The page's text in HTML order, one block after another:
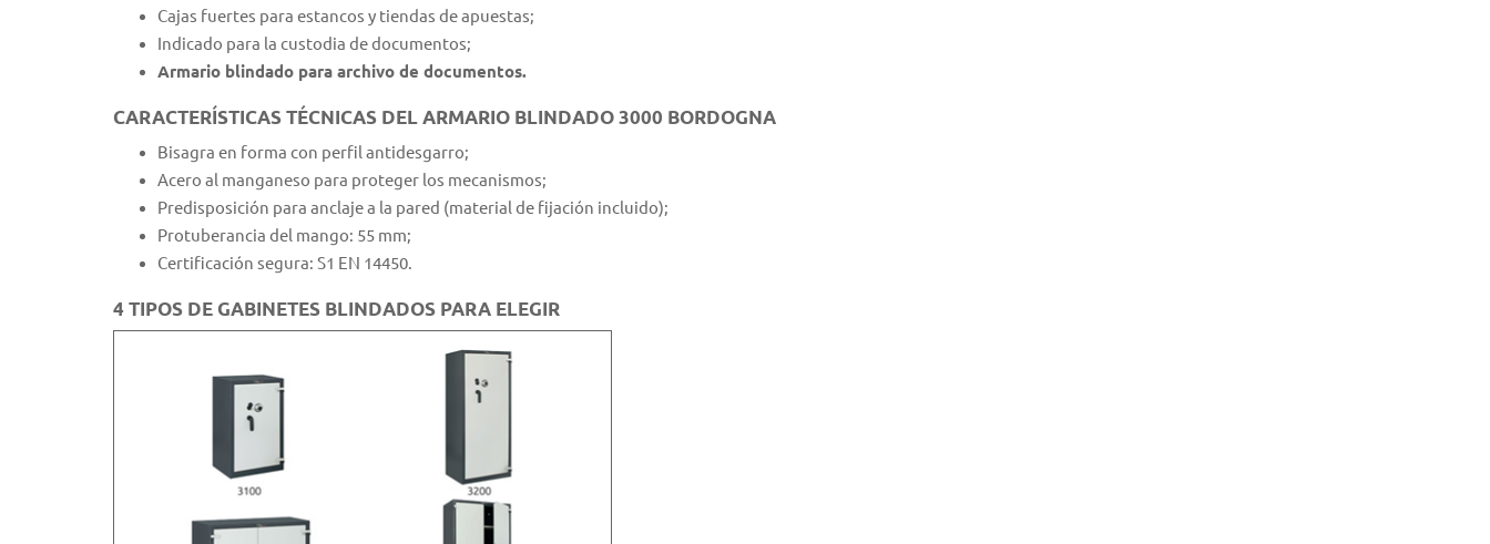
Cajas fuertes para estancos y tiendas de apuestas;
Indicado para la custodia de documentos;
Armario blindado para archivo de documentos.
CARACTERÍSTICAS TÉCNICAS DEL ARMARIO BLINDADO 3000 BORDOGNA
Bisagra en forma con perfil antidesgarro;
Acero al manganeso para proteger los mecanismos;
Predisposición para anclaje a la pared (material de fijación incluido);
Protuberancia del mango: 55 mm;
Certificación segura: S1 EN 14450.
4 TIPOS DE GABINETES BLINDADOS PARA ELEGIR